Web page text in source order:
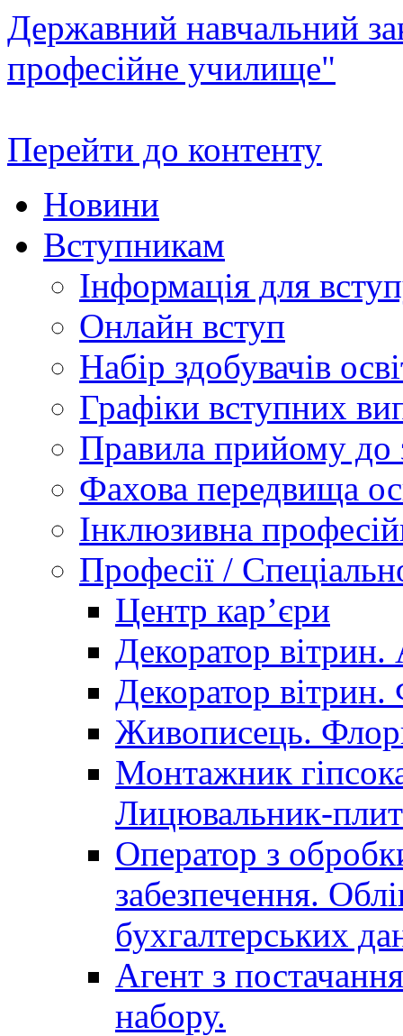
Державний навчальний
професійне училище"
Перейти до контенту
Новини
Вступникам
Інформація для
Онлайн вступ
Набір здобувачів
Графіки вступних
Правила прийому до
Фахова передвища
Інклюзивна
Професії /
Центр кар’єри
Декоратор вітрин.
Декоратор вітрин.
Живописець.
Монтажник
Лицювальник-
Оператор з
забезпечення.
бухгалтерських
Агент з
набору.